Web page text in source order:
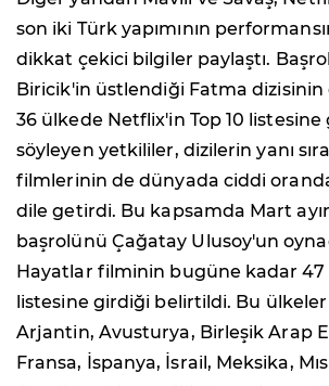
son iki Türk yapımının
dikkat çekici bilgiler paylaştı.
Biricik'in üstlendiği Fatma dizisinin
36 ülkede Netflix'in Top 10
söyleyen yetkililer, dizilerin yanı
filmlerinin de dünyada ciddi
dile getirdi. Bu kapsamda Mart
başrolünü Çağatay Ulusoy'un
Hayatlar filminin bugüne kadar 47
listesine girdiği belirtildi. Bu ülkeler
Arjantin, Avusturya, Birleşik Arap
Fransa, İspanya, İsrail, Meksika,